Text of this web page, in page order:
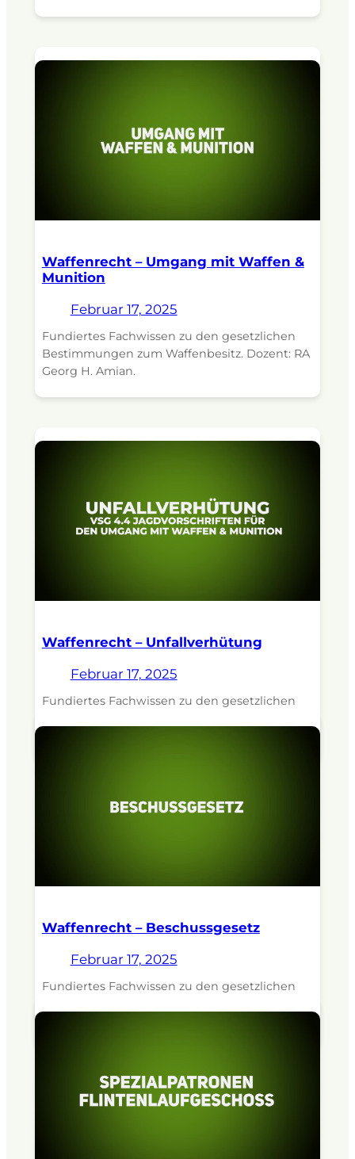
Waffenrecht – Umgang mit Waffen &
Munition
Februar 17, 2025
Fundiertes Fachwissen zu den gesetzlichen
Bestimmungen zum Waffenbesitz. Dozent: RA
Georg H. Amian.
Waffenrecht – Unfallverhütung
Februar 17, 2025
Fundiertes Fachwissen zu den gesetzlichen
Waffenrecht – Beschussgesetz
Februar 17, 2025
Fundiertes Fachwissen zu den gesetzlichen